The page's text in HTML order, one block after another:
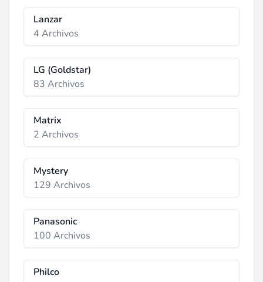
Lanzar
4 Archivos
LG (Goldstar)
83 Archivos
Matrix
2 Archivos
Mystery
129 Archivos
Panasonic
100 Archivos
Philco